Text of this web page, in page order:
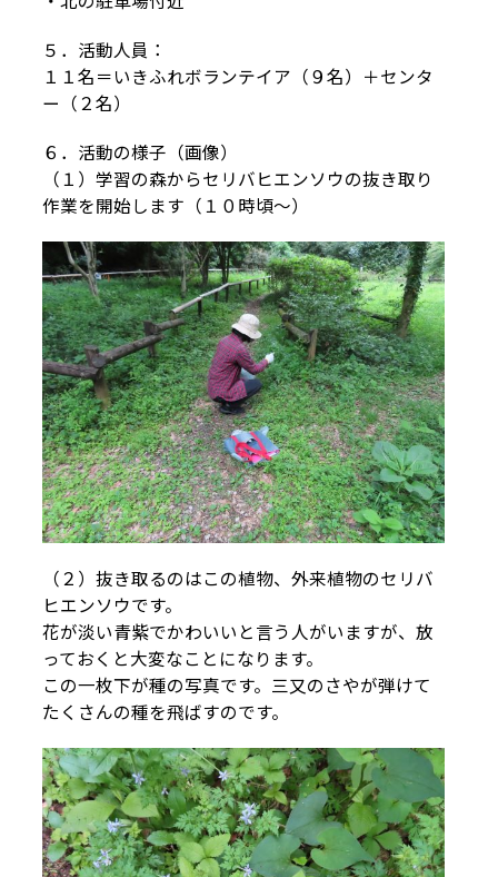
５．活動人員：
１１名＝いきふれボランテイア（９名）＋センタ
ー（２名）
６．活動の様子（画像）
（１）学習の森からセリバヒエンソウの抜き取り
作業を開始します（１０時頃～）
（２）抜き取るのはこの植物、外来植物のセリバ
ヒエンソウです。
花が淡い青紫でかわいいと言う人がいますが、放
っておくと大変なことになります。
この一枚下が種の写真です。三又のさやが弾けて
たくさんの種を飛ばすのです。